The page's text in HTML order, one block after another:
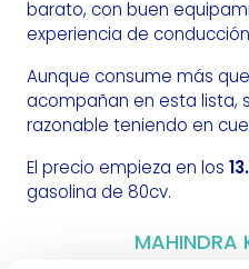
barato, con buen
experiencia de
Aunque consume más
acompañan en esta lista,
razonable teniendo en
El precio empieza en los
gasolina de 80cv.
MAHINDRA